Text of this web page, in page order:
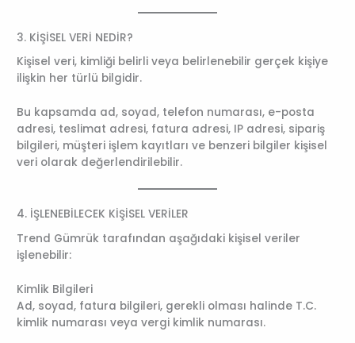
3. KİŞİSEL VERİ NEDİR?
Kişisel veri, kimliği belirli veya belirlenebilir gerçek kişiye
ilişkin her türlü bilgidir.
Bu kapsamda ad, soyad, telefon numarası, e-posta
adresi, teslimat adresi, fatura adresi, IP adresi, sipariş
bilgileri, müşteri işlem kayıtları ve benzeri bilgiler kişisel
veri olarak değerlendirilebilir.
4. İŞLENEBİLECEK KİŞİSEL VERİLER
Trend Gümrük tarafından aşağıdaki kişisel veriler
işlenebilir:
Kimlik Bilgileri
Ad, soyad, fatura bilgileri, gerekli olması halinde T.C.
kimlik numarası veya vergi kimlik numarası.